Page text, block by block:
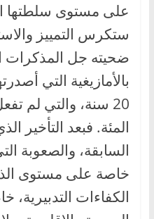
على مستوى سلطتها
ستكرس التمييز
ضحيته جل المذكرات
بالأمازيغية التي
المئة. فبعد التأخير
السابقة، والصعوبة
خاصة على مستوى
الكفاءات